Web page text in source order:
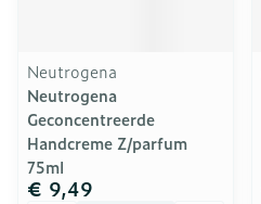
Neutrogena
Neutrogena
Geconcentreerde
Handcreme Z/parfum
75ml
€ 9,49